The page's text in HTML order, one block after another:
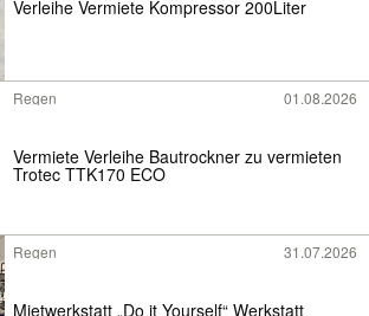
Verleihe Vermiete Kompressor 200Liter
Regen 01.08.2026
Vermiete Verleihe Bautrockner zu vermieten
Trotec TTK170 ECO
Regen 31.07.2026
Mietwerkstatt „Do it Yourself“ Werkstatt